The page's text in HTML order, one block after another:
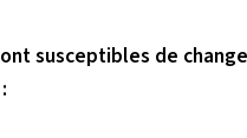
susceptibles de